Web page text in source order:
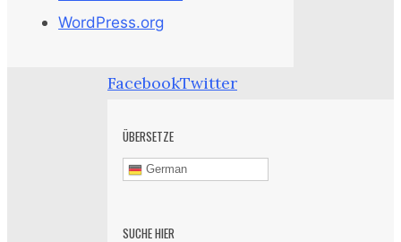
WordPress.org
FacebookTwitter
ÜBERSETZE
German
SUCHE HIER